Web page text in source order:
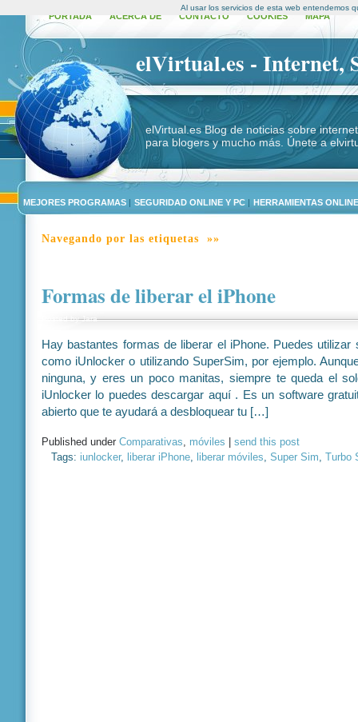
PORTADA ACERCA DE CONTACTO COOKIES MAPA
elVirtual.es - Internet,
elVirtual.es Blog de noticias sobre
para blogers y mucho más. Únete a
MEJORES PROGRAMAS | SEGURIDAD ONLINE Y PC | HERRAMIENTAS ONLINE
Navegando por las etiquetas »»
Formas de liberar el iPhone
Posted byJara
Hay bastantes formas de liberar el iPhone. Puedes utilizar
como iUnlocker o utilizando SuperSim, por ejemplo.
ninguna, y eres un poco manitas, siempre te queda el
iUnlocker lo puedes descargar aquí . Es un software
abierto que te ayudará a desbloquear tu […]
Published under Comparativas, móviles
send this post
Tags: iunlocker, liberar iPhone, liberar móviles, Super Sim, Turbo
Al usar los servicios de esta web entendemos